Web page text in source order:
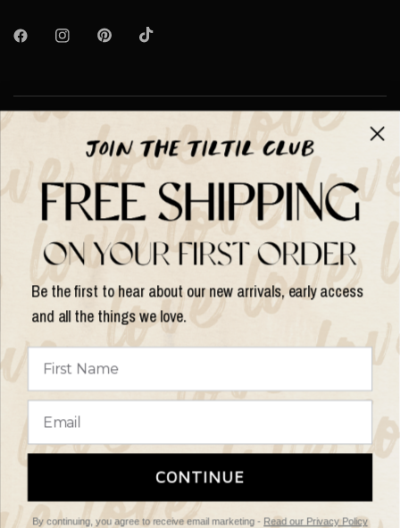
Over TILTIL
Help
Shop op
bijwerken
© 2026 Things I Like Things I Love, All rights reserved.
Be the first to hear about our new arrivals, early access
and all the things we love.
CONTINUE
By continuing, you agree to receive email marketing - Read our Privacy Policy